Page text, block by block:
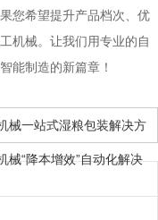
您希望提升产品档次、优
机械。让我们用专业的自
能制造的新篇章！
械一站式湿粮包装解决方
“降本增效”自动化解决